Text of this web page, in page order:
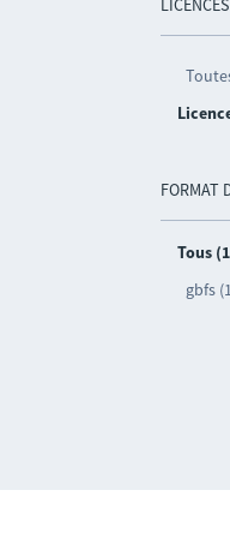
LICENCES
FORMAT
Tous
gbfs